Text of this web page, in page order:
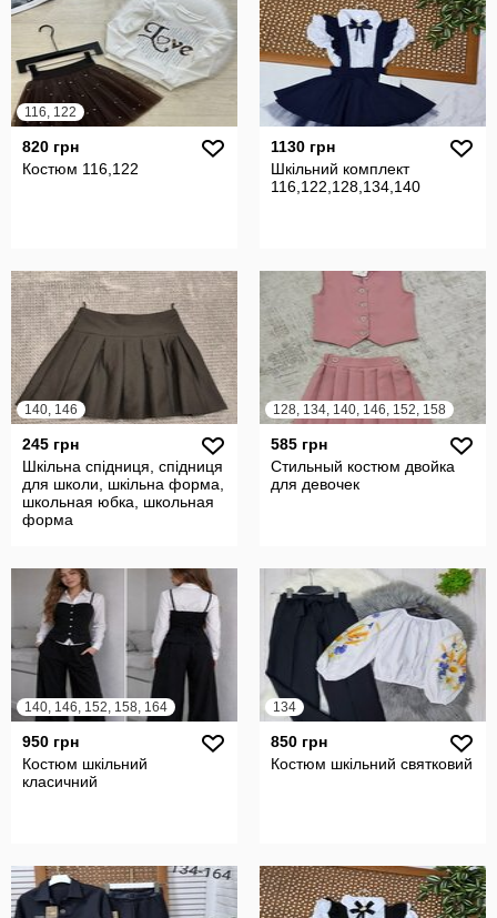
116, 122
820 грн
Костюм 116,122
1130 грн
Шкільний комплект
116,122,128,134,140
140, 146
245 грн
Шкільна спідниця, спідниця
для школи, шкільна форма,
школьная юбка, школьная
форма
128, 134, 140, 146, 152, 158
585 грн
Стильный костюм двойка
для девочек
140, 146, 152, 158, 164
950 грн
Костюм шкільний
класичний
134
850 грн
Костюм шкільний святковий